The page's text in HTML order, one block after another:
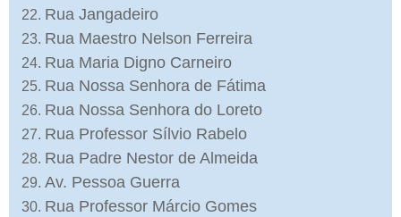
Rua Jangadeiro
Rua Maestro Nelson Ferreira
Rua Maria Digno Carneiro
Rua Nossa Senhora de Fátima
Rua Nossa Senhora do Loreto
Rua Professor Sílvio Rabelo
Rua Padre Nestor de Almeida
Av. Pessoa Guerra
Rua Professor Márcio Gomes